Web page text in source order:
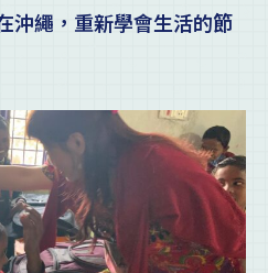
沖繩，重新學會生活的節